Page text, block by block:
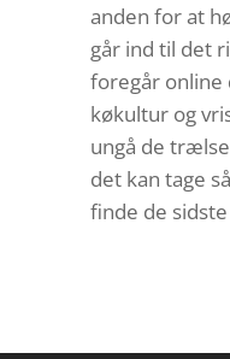
anden for at
går ind til det
foregår online
køkultur og
ungå de
det kan tage
finde de